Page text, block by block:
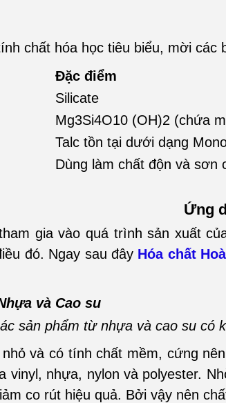
chất hóa học tiêu biểu, mời các
Đặc điểm
Silicate
Mg3Si4O10 (OH)2 (chứa
Talc tồn tại dưới dạng
Dùng làm chất độn và sơn
Ứng
gia vào quá trình sản xuất
đó. Ngay sau đây Hóa chất
và Cao su
sản phẩm từ nhựa và cao su có
và có tính chất mềm, cứng nên
vinyl, nhựa, nylon và polyester.
co rút hiệu quả. Bởi vậy nên